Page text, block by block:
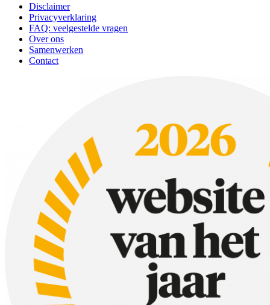
Disclaimer
Privacyverklaring
FAQ: veelgestelde vragen
Over ons
Samenwerken
Contact